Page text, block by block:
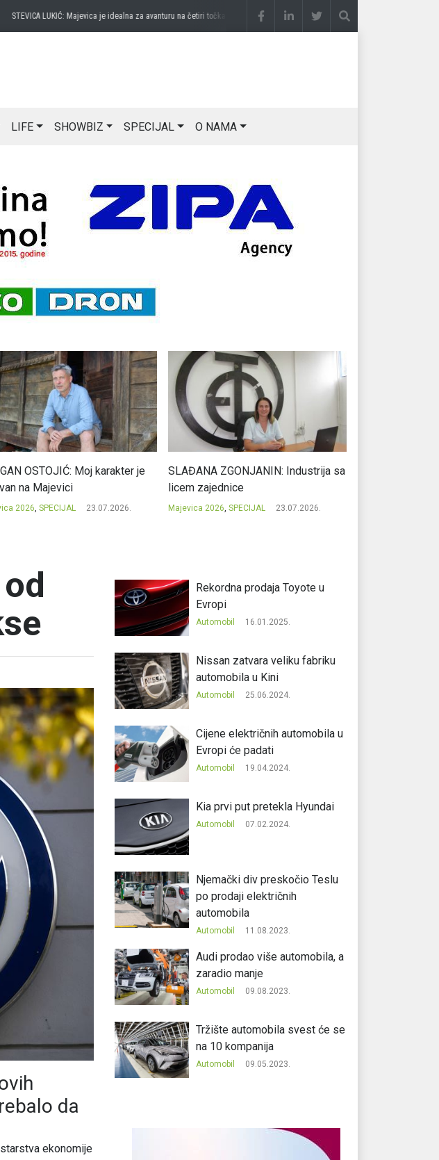
STEVICA LUKIĆ: Majevica je idealna za avanturu na četiri točkaprije 3 sedmice DRAGAN OSTOJIĆ: Moj karakter je
LIFE SHOWBIZ SPECIJAL O NAMA
OSTOJIĆ: Moj karakter je
na Majevici
2026, SPECIJAL 23.07.2026.
SLAĐANA ZGONJANIN: Industrija sa
licem zajednice
Majevica 2026, SPECIJAL 23.07.2026.
da
ekonomije
Rekordna prodaja Toyote u
Evropi
Automobil 16.01.2025.
Nissan zatvara veliku fabriku
automobila u Kini
Automobil 25.06.2024.
Cijene električnih automobila u
Evropi će padati
Automobil 19.04.2024.
Kia prvi put pretekla Hyundai
Automobil 07.02.2024.
Njemački div preskočio Teslu
po prodaji električnih
automobila
Automobil 11.08.2023.
Audi prodao više automobila, a
zaradio manje
Automobil 09.08.2023.
Tržište automobila svest će se
na 10 kompanija
Automobil 09.05.2023.